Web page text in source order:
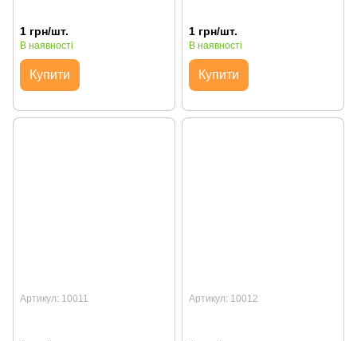
1 грн/шт.
В наявності
Купити
1 грн/шт.
В наявності
Купити
Артикул: 10011 Артикул: 10012